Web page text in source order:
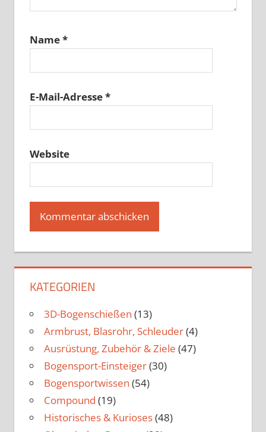
Name*
E-Mail-Adresse*
Website
KATEGORIEN
3D-Bogenschießen (13)
Armbrust, Blasrohr, Schleuder(4)
Ausrüstung, Zubehör & Ziele (47)
Bogensport-Einsteiger(30)
Bogensportwissen (54)
Compound (19)
Historisches & Kurioses(48)